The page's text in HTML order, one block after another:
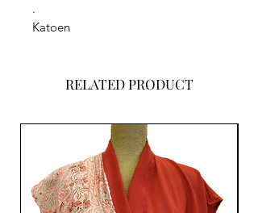
.
Katoen
RELATED PRODUCT